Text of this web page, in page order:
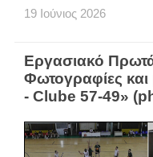
19 Ιούνιος 2026
Εργασιακό
Φωτογραφίες
- Clube 57-49»